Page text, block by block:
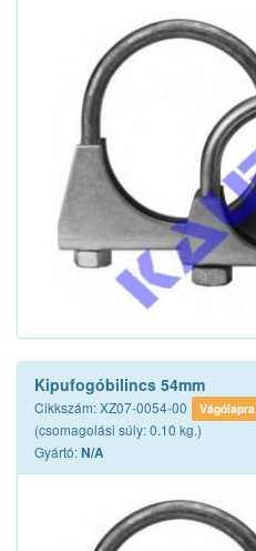
Kipufogóbilincs 54mm
Cikkszám: XZ07-0054-00 Vágólapra
(csomagolási súly: 0.10 kg.)
Gyártó:N/A